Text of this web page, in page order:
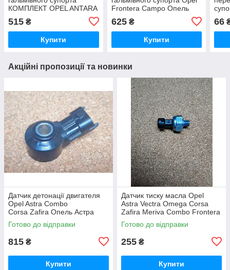
КОМПЛЕКТ OPEL ANTARA
CAPTIVA (C100, C140) 2.4
2006.06-
515 ₴
Купити
Frontera Campo Опель
625₴
Купити
66
Акційні пропозиції та новинки
Датчик детонації двигателя
Opel Astra Combo
Corsa Zafira Опель Астра
Комбо Корса Зафіра Зафира
Готово до відправки
815 ₴
Купити
Датчик тиску масла Opel
Astra Vectra Omega Corsa
Zafira Meriva Combo Frontera
Опель Фронтера Астра
Вектра Омега Корса Зафіра
Готово до відправки
255 ₴
Купити